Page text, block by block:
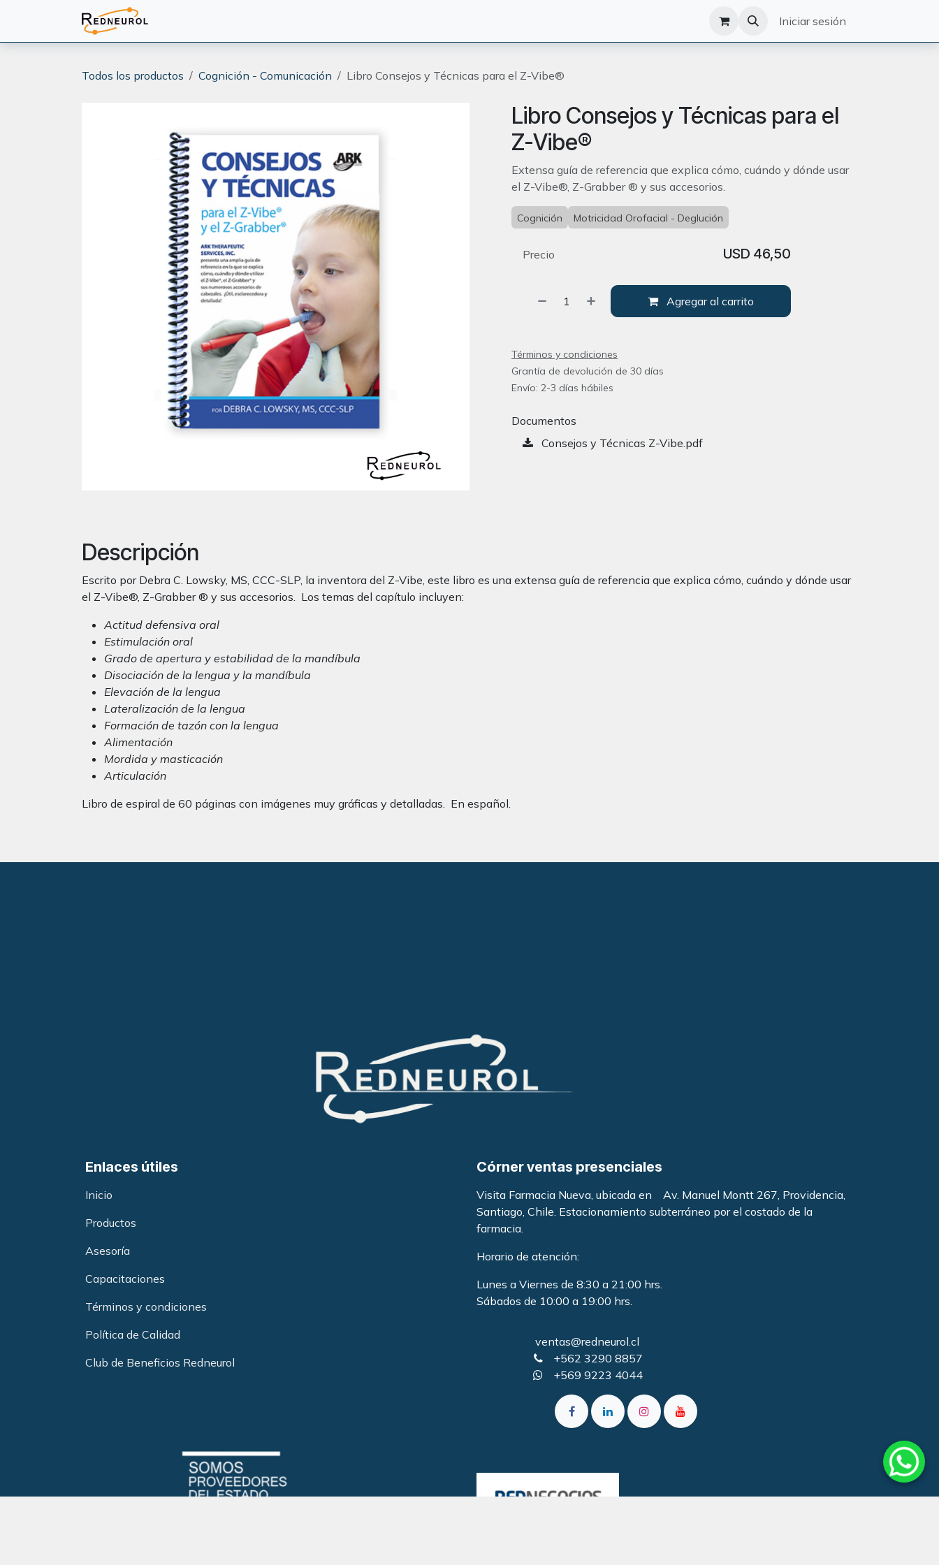
Iniciar sesión
Todos los productos Cognición - Comunicación Libro Consejos y Técnicas para el Z-Vibe®
Libro Consejos y Técnicas para el
Z-Vibe®
Extensa guía de referencia que explica cómo, cuándo y dónde usar
el Z-Vibe®, Z-Grabber ® y sus accesorios.
Cognición Motricidad Orofacial - Deglución
Agregar al carrito
Precio USD 46,50
Términos y condiciones
Grantía de devolución de 30 días
Envío: 2-3 días hábiles
Documentos
Consejos y Técnicas Z-Vibe.pdf
Descripción
Escrito por Debra C. Lowsky, MS, CCC-SLP, la inventora del Z-Vibe, este libro es una extensa guía de referencia que explica cómo, cuándo y dónde usar
el Z-Vibe®, Z-Grabber ® y sus accesorios. Los temas del capítulo incluyen:
Actitud defensiva oral
Estimulación oral
Grado de apertura y estabilidad de la mandíbula
Disociación de la lengua y la mandíbula
Elevación de la lengua
Lateralización de la lengua
Formación de tazón con la lengua
Alimentación
Mordida y masticación
Articulación
Libro de espiral de 60 páginas con imágenes muy gráficas y detalladas. En español.
ventas@redneurol.cl
+562 3290 8857
+569 9223 4044
Córner ventas presenciales
Visita Farmacia Nueva, ubicada en Av. Manuel Montt 267, Providencia,
Santiago, Chile. Estacionamiento subterráneo por el costado de la
farmacia.
Horario de atención:
Lunes a Viernes de 8:30 a 21:00 hrs.
Sábados de 10:00 a 19:00 hrs.
Enlaces útiles
Inicio
Productos
Asesoría
Capacitaciones
Términos y condiciones
Política de Calidad
Club de Beneficios Redneurol